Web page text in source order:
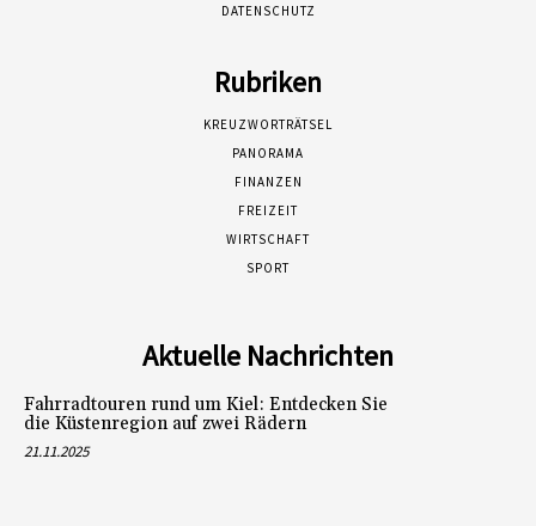
DATENSCHUTZ
Rubriken
KREUZWORTRÄTSEL
PANORAMA
FINANZEN
FREIZEIT
WIRTSCHAFT
SPORT
Aktuelle Nachrichten
Fahrradtouren rund um Kiel: Entdecken Sie
die Küstenregion auf zwei Rädern
21.11.2025